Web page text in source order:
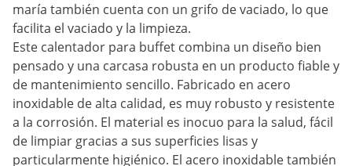
maría también cuenta con un grifo de vaciado, lo que
facilita el vaciado y la limpieza.
Este calentador para buffet combina un diseño bien
pensado y una carcasa robusta en un producto fiable y
de mantenimiento sencillo. Fabricado en acero
inoxidable de alta calidad, es muy robusto y resistente
a la corrosión. El material es inocuo para la salud, fácil
de limpiar gracias a sus superficies lisas y
particularmente higiénico. El acero inoxidable también